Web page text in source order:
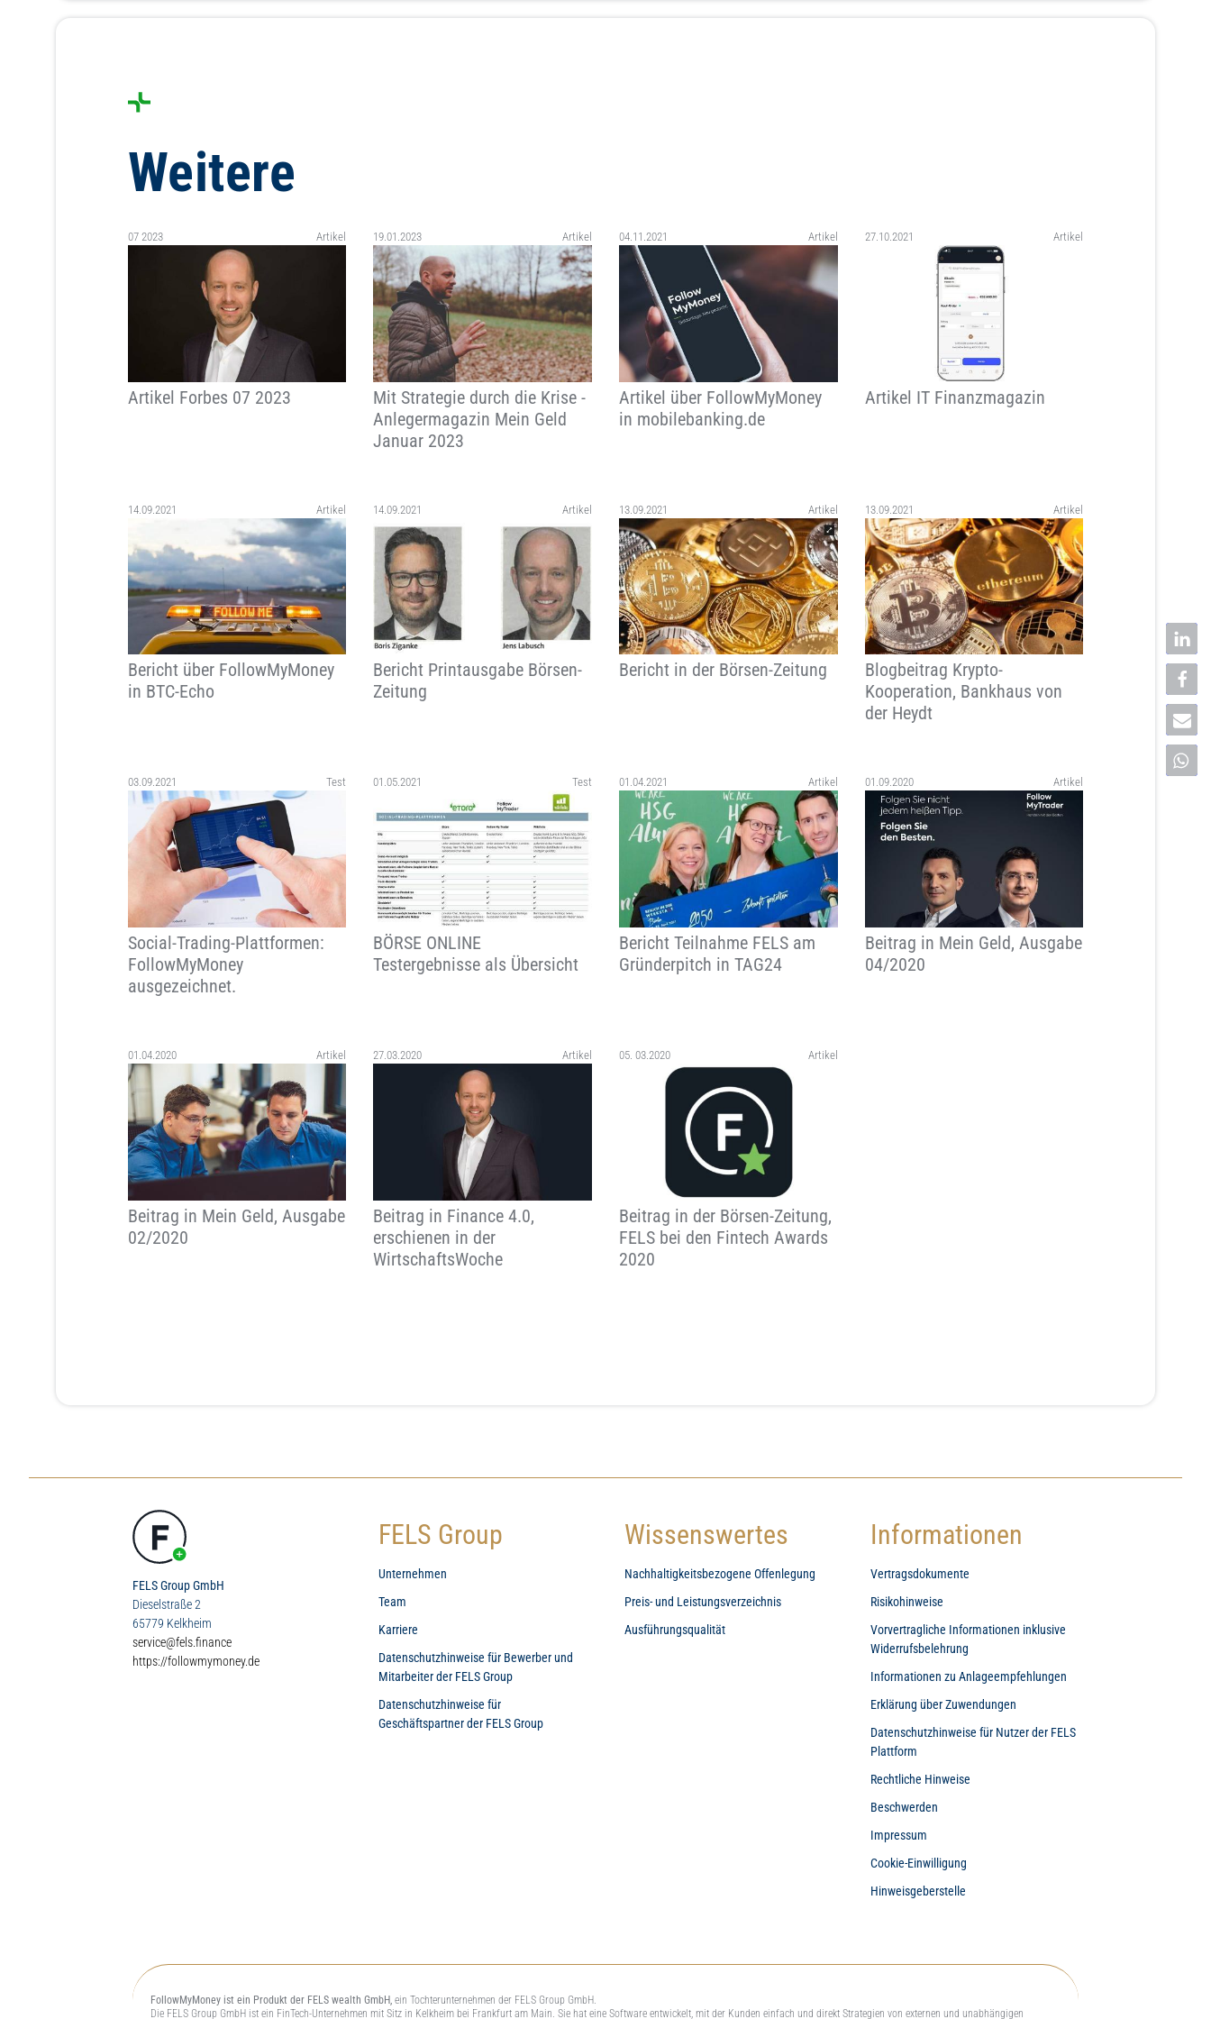
Weitere
07 2023 Artikel
Artikel Forbes 07 2023
19.01.2023 Artikel
Mit Strategie durch die Krise -
Anlegermagazin Mein Geld
Januar 2023
04.11.2021 Artikel
Artikel über FollowMyMoney
in mobilebanking.de
27.10.2021 Artikel
Artikel IT Finanzmagazin
14.09.2021 Artikel
Bericht über FollowMyMoney
in BTC-Echo
14.09.2021 Artikel
Bericht Printausgabe Börsen-
Zeitung
13.09.2021 Artikel
Bericht in der Börsen-Zeitung
13.09.2021 Artikel
Blogbeitrag Krypto-
Kooperation, Bankhaus von
der Heydt
03.09.2021 Test
Social-Trading-Plattformen:
FollowMyMoney
ausgezeichnet.
01.05.2021 Test
BÖRSE ONLINE
Testergebnisse als Übersicht
01.04.2021 Artikel
Bericht Teilnahme FELS am
Gründerpitch in TAG24
01.09.2020 Artikel
Beitrag in Mein Geld, Ausgabe
04/2020
01.04.2020 Artikel
Beitrag in Mein Geld, Ausgabe
02/2020
27.03.2020 Artikel
Beitrag in Finance 4.0,
erschienen in der
WirtschaftsWoche
05. 03.2020 Artikel
Beitrag in der Börsen-Zeitung,
FELS bei den Fintech Awards
2020
FELS Group GmbH
Dieselstraße 2
65779 Kelkheim
service@fels.finance
https://followmymoney.de
FELS Group
Unternehmen
Team
Karriere
Datenschutzhinweise für Bewerber und
Mitarbeiter der FELS Group
Datenschutzhinweise für
Geschäftspartner der FELS Group
Wissenswertes
Nachhaltigkeitsbezogene Offenlegung
Preis- und Leistungsverzeichnis
Ausführungsqualität
Informationen
Vertragsdokumente
Risikohinweise
Vorvertragliche Informationen inklusive
Widerrufsbelehrung
Informationen zu Anlageempfehlungen
Erklärung über Zuwendungen
Datenschutzhinweise für Nutzer der FELS
Plattform
Rechtliche Hinweise
Beschwerden
Impressum
Cookie-Einwilligung
Hinweisgeberstelle
FollowMyMoney ist ein Produkt der FELS wealth GmbH, ein Tochterunternehmen der FELS Group GmbH.
Die FELS Group GmbH ist ein FinTech-Unternehmen mit Sitz in Kelkheim bei Frankfurt am Main. Sie hat eine Software entwickelt, mit der Kunden einfach und direkt Strategien von externen und unabhängigen